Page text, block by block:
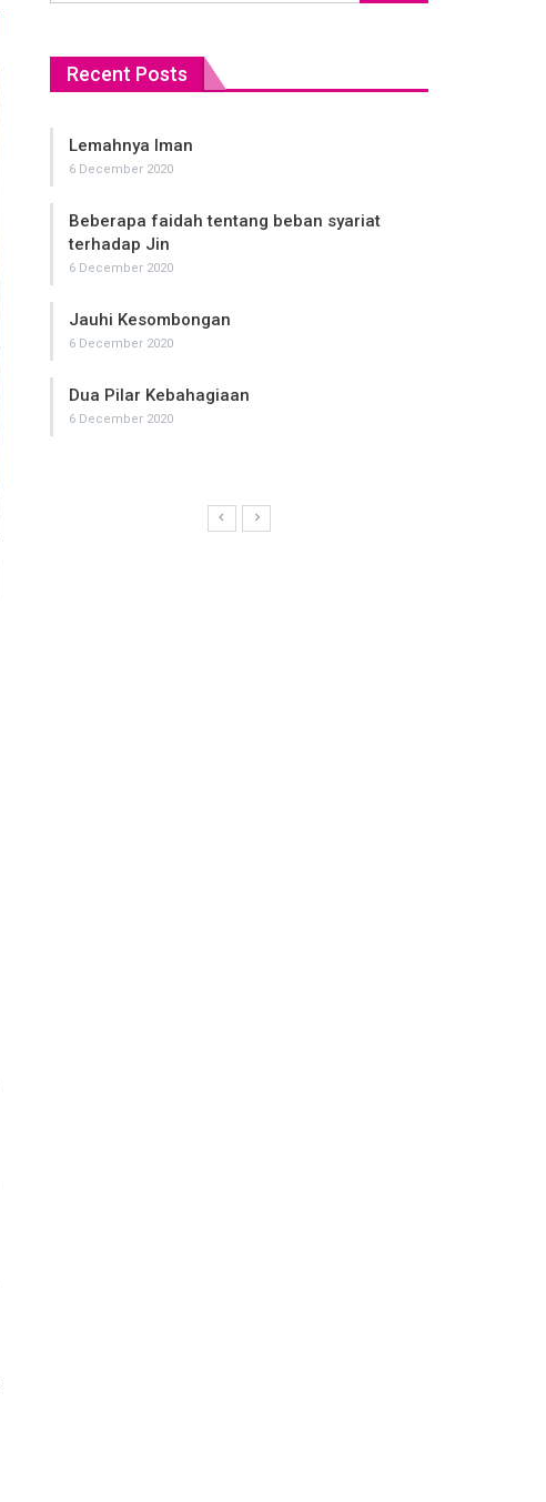
Recent Posts
Lemahnya Iman
6 December 2020
Beberapa faidah tentang beban syariat
terhadap Jin
6 December 2020
Jauhi Kesombongan
6 December 2020
Dua Pilar Kebahagiaan
6 December 2020